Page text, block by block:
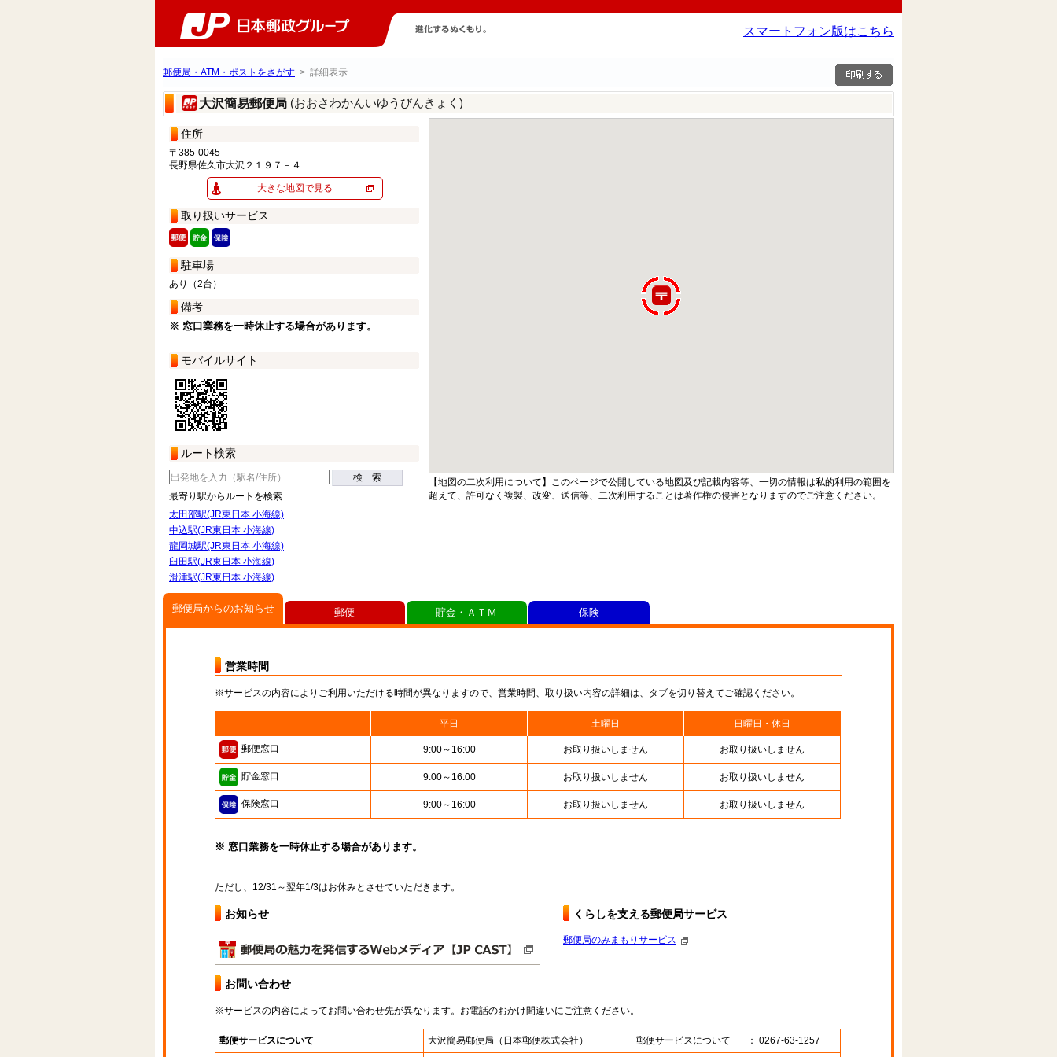
スマートフォン版はこちら
郵便局・ATM・ポストをさがす > 詳細表示
大沢簡易郵便局 (おおさわかんいゆうびんきょく)
住所
〒385-0045
長野県佐久市大沢２１９７－４
大きな地図で見る
取り扱いサービス
駐車場
あり（2台）
備考
※ 窓口業務を一時休止する場合があります。
モバイルサイト
ルート検索
検 索
最寄り駅からルートを検索
太田部駅(JR東日本 小海線)
中込駅(JR東日本 小海線)
龍岡城駅(JR東日本 小海線)
臼田駅(JR東日本 小海線)
滑津駅(JR東日本 小海線)
【地図の二次利用について】このページで公開している地図及び記載内容等、一切の情報は私的利用の範囲を
超えて、許可なく複製、改変、送信等、二次利用することは著作権の侵害となりますのでご注意ください。
郵便局からのお知らせ
営業時間
※サービスの内容によりご利用いただける時間が異なりますので、営業時間、取り扱い内容の詳細は、タブを切り替えてご確認ください。
平日 土曜日 日曜日・休日
郵便窓口 9:00～16:00 お取り扱いしません お取り扱いしません
貯金窓口 9:00～16:00 お取り扱いしません お取り扱いしません
保険窓口 9:00～16:00 お取り扱いしません お取り扱いしません
※ 窓口業務を一時休止する場合があります。
ただし、12/31～翌年1/3はお休みとさせていただきます。
お知らせ くらしを支える郵便局サービス
郵便局のみまもりサービス
お問い合わせ
※サービスの内容によってお問い合わせ先が異なります。お電話のおかけ間違いにご注意ください。
郵便サービスについて 大沢簡易郵便局 （日本郵便株式会社） 郵便サービスについて ： 0267-63-1257
郵便 貯金・ＡＴＭ 保険